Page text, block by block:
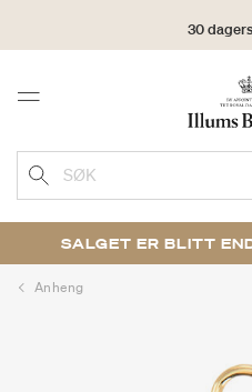
30
Menu
SØK
SALGET ER BLITT
Anheng